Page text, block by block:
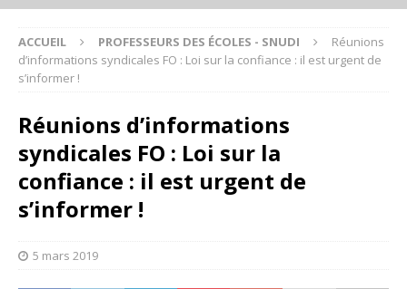
ACCUEIL PROFESSEURS DES ÉCOLES - SNUDI
Réunions
d’informations syndicales FO : Loi sur la confiance : il est urgent de
s’informer !
Réunions d’informations
syndicales FO : Loi sur la
confiance : il est urgent de
s’informer !
5 mars 2019